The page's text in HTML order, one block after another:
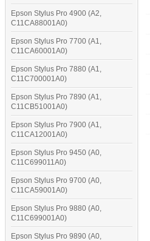
Epson Stylus Pro 4900 (A2,
C11CA88001A0)
Epson Stylus Pro 7700 (A1,
C11CA60001A0)
Epson Stylus Pro 7880 (A1,
C11C700001A0)
Epson Stylus Pro 7890 (A1,
C11CB51001A0)
Epson Stylus Pro 7900 (A1,
C11CA12001A0)
Epson Stylus Pro 9450 (A0,
C11C699011A0)
Epson Stylus Pro 9700 (A0,
C11CA59001A0)
Epson Stylus Pro 9880 (A0,
C11C699001A0)
Epson Stylus Pro 9890 (A0,